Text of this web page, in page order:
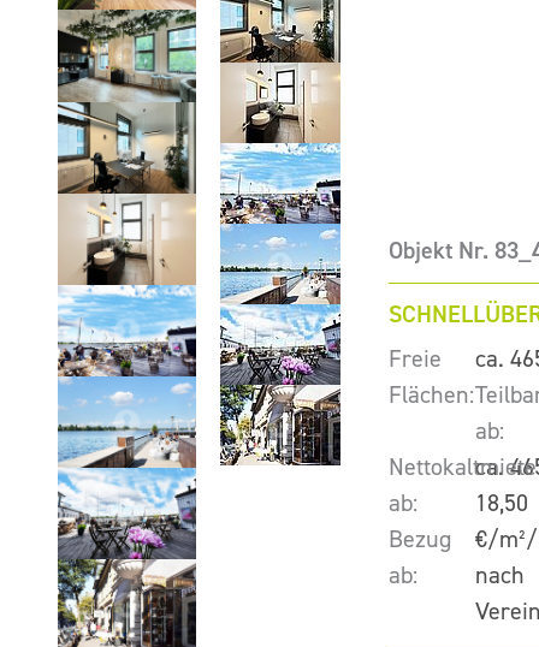
Objekt Nr.
Freie
Flächen:
ca.
ab:
ca.
Nettokaltmiete
ab:
18,50
€/
Bezug
ab:
nach